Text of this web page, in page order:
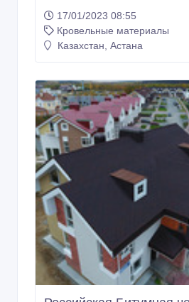
17/01/2023 08:55
Кровельные материалы
Казахстан, Астана